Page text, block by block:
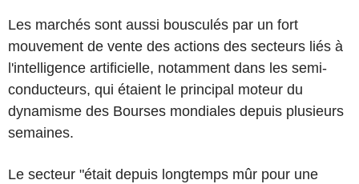
Les marchés sont aussi bousculés par un fort
mouvement de vente des actions des secteurs liés à
l'intelligence artificielle, notamment dans les semi-
conducteurs, qui étaient le principal moteur du
dynamisme des Bourses mondiales depuis plusieurs
semaines.
Le secteur "était depuis longtemps mûr pour une